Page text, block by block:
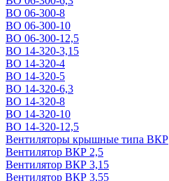
ВО 06-300-8
ВО 06-300-10
ВО 06-300-12,5
ВО 14-320-3,15
ВО 14-320-4
ВО 14-320-5
ВО 14-320-6,3
ВО 14-320-8
ВО 14-320-10
ВО 14-320-12,5
Вентиляторы крышные типа ВКР
Вентилятор ВКР 2,5
Вентилятор ВКР 3,15
Вентилятор ВКР 3,55